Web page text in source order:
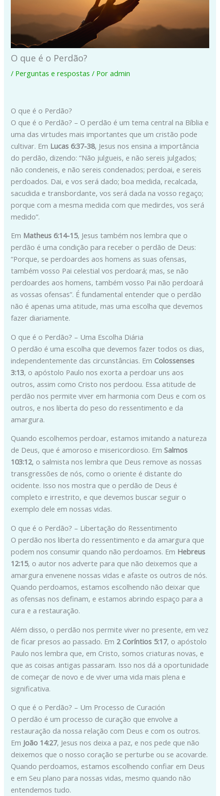
O que é o Perdão?
/ Perguntas e respostas / Poradmin
O que é o Perdão?
O que é o Perdão? – O perdão é um tema central na Bíblia e
uma das virtudes mais importantes que um cristão pode
cultivar. Em Lucas 6:37-38, Jesus nos ensina a importância
do perdão, dizendo: “Não julgueis, e não sereis julgados;
não condeneis, e não sereis condenados; perdoai, e sereis
perdoados. Dai, e vos será dado; boa medida, recalcada,
sacudida e transbordante, vos será dada na vosso regaço;
porque com a mesma medida com que medirdes, vos será
medido”.
Em Matheus 6:14-15, Jesus também nos lembra que o
perdão é uma condição para receber o perdão de Deus:
“Porque, se perdoardes aos homens as suas ofensas,
também vosso Pai celestial vos perdoará; mas, se não
perdoardes aos homens, também vosso Pai não perdoará
as vossas ofensas”. É fundamental entender que o perdão
não é apenas uma atitude, mas uma escolha que devemos
fazer diariamente.
O que é o Perdão? – Uma Escolha Diária
O perdão é uma escolha que devemos fazer todos os dias,
independentemente das circunstâncias. Em Colossenses
3:13, o apóstolo Paulo nos exorta a perdoar uns aos
outros, assim como Cristo nos perdoou. Essa atitude de
perdão nos permite viver em harmonia com Deus e com os
outros, e nos liberta do peso do ressentimento e da
amargura.
Quando escolhemos perdoar, estamos imitando a natureza
de Deus, que é amoroso e misericordioso. EmSalmos
103:12, o salmista nos lembra que Deus remove as nossas
transgressões de nós, como o oriente é distante do
ocidente. Isso nos mostra que o perdão de Deus é
completo e irrestrito, e que devemos buscar seguir o
exemplo dele em nossas vidas.
O que é o Perdão? – Libertação do Ressentimento
O perdão nos liberta do ressentimento e da amargura que
podem nos consumir quando não perdoamos. Em Hebreus
12:15, o autor nos adverte para que não deixemos que a
amargura envenene nossas vidas e afaste os outros de nós.
Quando perdoamos, estamos escolhendo não deixar que
as ofensas nos definam, e estamos abrindo espaço para a
cura e a restauração.
Além disso, o perdão nos permite viver no presente, em vez
de ficar presos ao passado. Em 2 Coríntios 5:17, o apóstolo
Paulo nos lembra que, em Cristo, somos criaturas novas, e
que as coisas antigas passaram. Isso nos dá a oportunidade
de começar de novo e de viver uma vida mais plena e
significativa.
O que é o Perdão? – Um Processo de Curación
O perdão é um processo de curação que envolve a
restauração da nossa relação com Deus e com os outros.
Em João 14:27, Jesus nos deixa a paz, e nos pede que não
deixemos que o nosso coração se perturbe ou se acovarde.
Quando perdoamos, estamos escolhendo confiar em Deus
e em Seu plano para nossas vidas, mesmo quando não
entendemos tudo.